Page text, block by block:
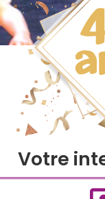
Votre